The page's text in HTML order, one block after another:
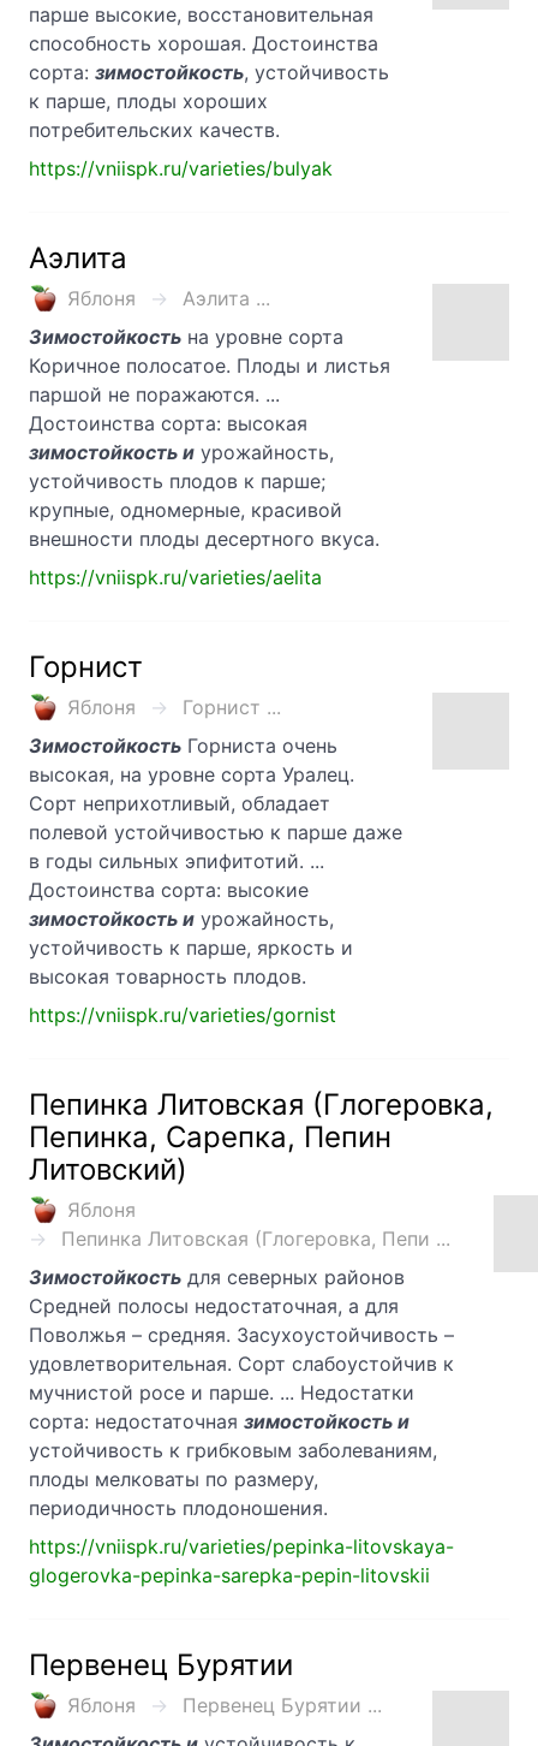
парше высокие, восстановительная
способность хорошая. Достоинства
сорта: зимостойкость, устойчивость
к парше, плоды хороших
потребительских качеств.
https://vniispk.ru/varieties/bulyak
Аэлита
Яблоня
Аэлита ...
Зимостойкость на уровне сорта
Коричное полосатое. Плоды и листья
паршой не поражаются. ...
Достоинства сорта: высокая
зимостойкость и урожайность,
устойчивость плодов к парше;
крупные, одномерные, красивой
внешности плоды десертного вкуса.
https://vniispk.ru/varieties/aelita
Горнист
Яблоня
Горнист ...
Зимостойкость Горниста очень
высокая, на уровне сорта Уралец.
Сорт неприхотливый, обладает
полевой устойчивостью к парше даже
в годы сильных эпифитотий. ...
Достоинства сорта: высокие
зимостойкость и урожайность,
устойчивость к парше, яркость и
высокая товарность плодов.
https://vniispk.ru/varieties/gornist
Пепинка Литовская (Глогеровка,
Пепинка, Сарепка, Пепин
Литовский)
Яблоня
Пепинка Литовская (Глогеровка, Пепи ...
Зимостойкость для северных районов
Средней полосы недостаточная, а для
Поволжья – средняя. Засухоустойчивость –
удовлетворительная. Сорт слабоустойчив к
мучнистой росе и парше. ... Недостатки
сорта: недостаточная зимостойкость и
устойчивость к грибковым заболеваниям,
плоды мелковаты по размеру,
периодичность плодоношения.
https://vniispk.ru/varieties/pepinka-litovskaya-
glogerovka-pepinka-sarepka-pepin-litovskii
Первенец Бурятии
Яблоня
Первенец Бурятии ...